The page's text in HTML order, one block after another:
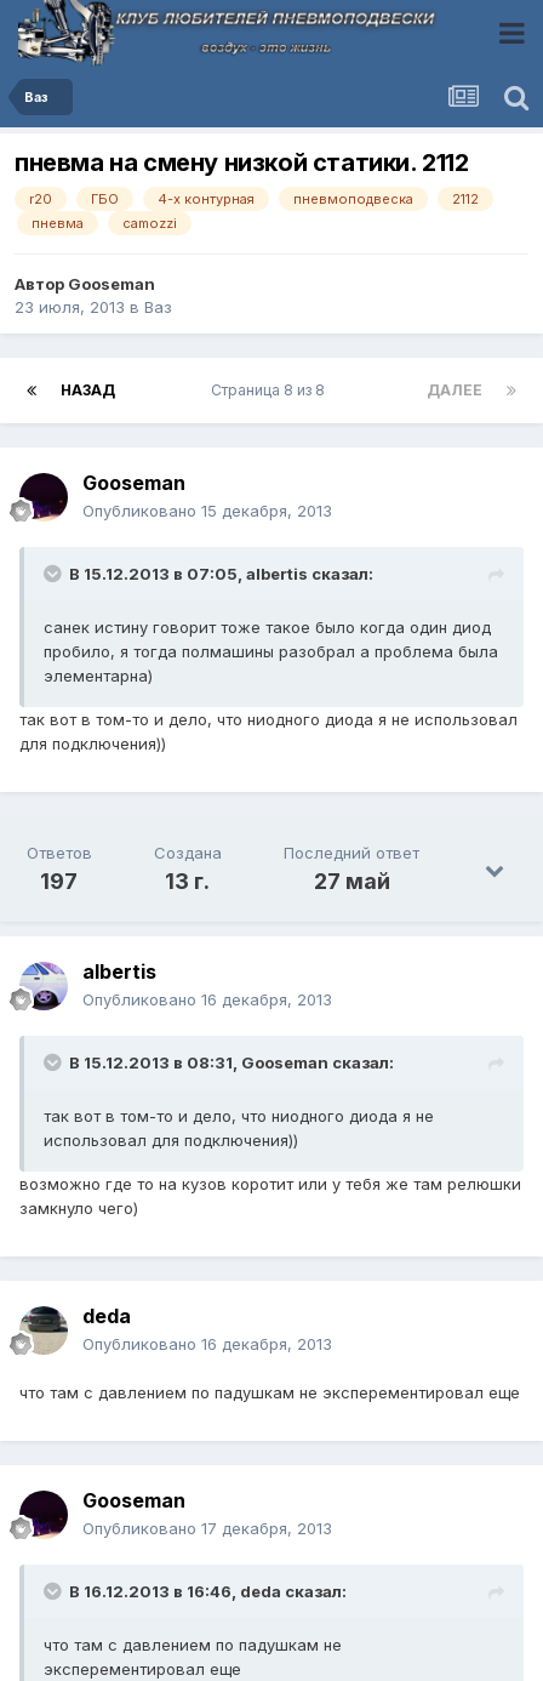
Ваз
пневма на смену низкой статики. 2112
r20 ГБО 4-х контурная пневмоподвеска
2112
пневма
camozzi
Автор Gooseman
23 июля, 2013 в Ваз
НАЗАД ДАЛЕЕ
Страница 8 из 8
Gooseman
Опубликовано 15 декабря, 2013
В 15.12.2013 в 07:05, albertis сказал:
санек истину говорит тоже такое было когда один диод
пробило, я тогда полмашины разобрал а проблема была
элементарна)
так вот в том-то и дело, что ниодного диода я не использовал
для подключения))
Ответов
197
Создана
13 г.
Последний ответ
27 май
albertis
Опубликовано 16 декабря, 2013
В 15.12.2013 в 08:31, Gooseman сказал:
так вот в том-то и дело, что ниодного диода я не
использовал для подключения))
возможно где то на кузов коротит или у тебя же там релюшки
замкнуло чего)
deda
Опубликовано 16 декабря, 2013
что там с давлением по падушкам не эксперементировал еще
Gooseman
Опубликовано 17 декабря, 2013
В 16.12.2013 в 16:46, deda сказал:
что там с давлением по падушкам не
эксперементировал еще